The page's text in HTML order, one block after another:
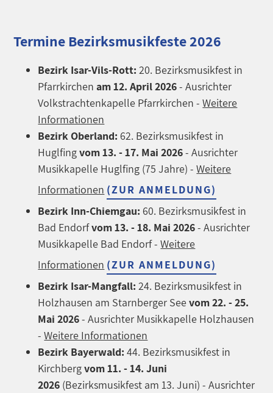
Termine Bezirksmusikfeste 2026
Bezirk Isar-Vils-Rott: 20. Bezirksmusikfest in
Pfarrkirchenam 12. April 2026- Ausrichter
Volkstrachtenkapelle Pfarrkirchen -Weitere
Informationen
Bezirk Oberland: 62. Bezirksmusikfest in
Huglfingvom13. - 17. Mai 2026- Ausrichter
Musikkapelle Huglfing (75 Jahre) -Weitere
Informationen (ZUR ANMELDUNG)
Bezirk Inn-Chiemgau: 60. Bezirksmusikfest in
Bad Endorfvom 13. - 18. Mai 2026- Ausrichter
Musikkapelle Bad Endorf -Weitere
Informationen (ZUR ANMELDUNG)
Bezirk Isar-Mangfall: 24. Bezirksmusikfest in
Holzhausen am Starnberger Seevom 22. - 25.
Mai 2026- Ausrichter Musikkapelle Holzhausen
-Weitere Informationen
Bezirk Bayerwald: 44. Bezirksmusikfest in
Kirchbergvom 11. - 14. Juni
2026 (Bezirksmusikfest am 13. Juni) - Ausrichter